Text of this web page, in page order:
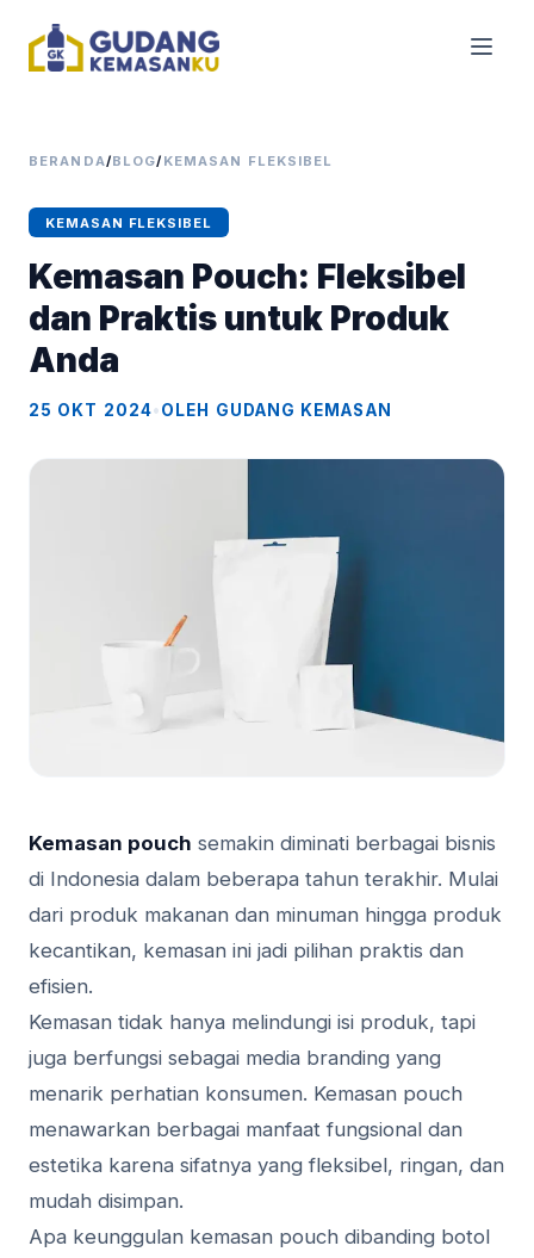
BERANDA/BLOG/ KEMASAN FLEKSIBEL
KEMASAN FLEKSIBEL
Kemasan Pouch: Fleksibel
dan Praktis untuk Produk
Anda
25 OKT 2024•OLEH GUDANG KEMASAN
Kemasan pouch semakin diminati berbagai bisnis
di Indonesia dalam beberapa tahun terakhir. Mulai
dari produk makanan dan minuman hingga produk
kecantikan, kemasan ini jadi pilihan praktis dan
efisien.
Kemasan tidak hanya melindungi isi produk, tapi
juga berfungsi sebagai media branding yang
menarik perhatian konsumen. Kemasan pouch
menawarkan berbagai manfaat fungsional dan
estetika karena sifatnya yang fleksibel, ringan, dan
mudah disimpan.
Apa keunggulan kemasan pouch dibanding botol